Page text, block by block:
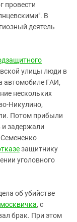
провести
В
деятель
улицы люди в
автомобиле ГАИ,
нескольких
Никулино,
Потом прибыли
и задержали
защитнику
уголовного
об убийстве
, с
брак. При этом